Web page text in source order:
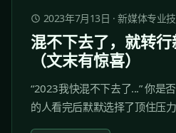
2023年7月13日 ·新媒体专业
混不下去了，就转行
（文末有惊喜）
“2023我快混不下去了...” 你是
的人看完后默默选择了顶住压